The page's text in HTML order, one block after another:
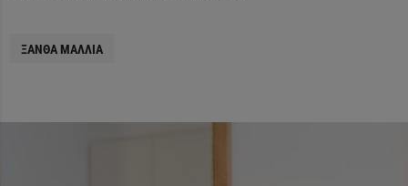
ΞΑΝΘΆ ΜΑΛΛΙΆ